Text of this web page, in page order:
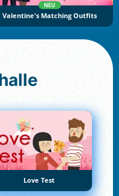
NEU
Valentine's Matching Outfits
Love Test